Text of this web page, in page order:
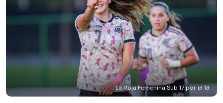
La Roja Femenina Sub 17 por el 13